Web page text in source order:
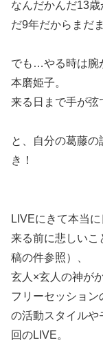
なんだかんだ13
だ9年だからまだ
でも…やる時は腕
本磨姫子。
来る日まで手が弦
と、自分の葛藤
き！
LIVEにきて本当に
来る前に悲しいこ
稿の件参照）、
玄人×玄人の神が
フリーセッション
の活動スタイルや
回のLIVE。